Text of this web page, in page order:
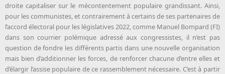
droite capitaliser sur le mécontentement populaire grandissant. Ainsi,
pour les communistes, et contrairement à certains de ses partenaires de
l’accord électoral pour les législatives 2022, comme Manuel Bompard (FI)
dans son courrier polémique adressé aux congressistes, il n’est pas
question de fondre les différents partis dans une nouvelle organisation
mais bien d’additionner les forces, de renforcer chacune d’entre elles et
d’élargir l’assise populaire de ce rassemblement nécessaire. C’est à partir